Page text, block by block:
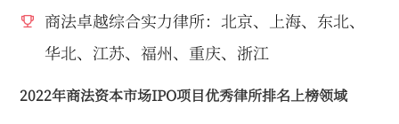
商法卓越综合实力律所：北京、上海、东北、
华北、江苏、福州、重庆、浙江
2022年商法资本市场IPO项目优秀律所排名上榜领域